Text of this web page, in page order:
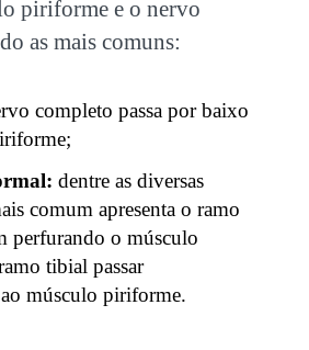
piriforme e o nervo
as mais comuns:
completo passa por baixo
dentre as diversas
comum apresenta o ramo
perfurando o músculo
tibial passar
músculo piriforme.